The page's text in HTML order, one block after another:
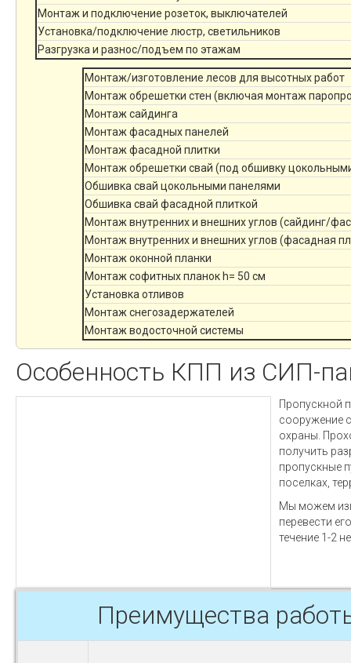
Монтаж и подключение розеток, выключателей
Установка/подключение люстр, светильников
Разгрузка и разнос/подъем по этажам
Монтаж/изготовление лесов для высотных работ
Монтаж обрешетки стен (включая монтаж
Монтаж сайдинга
Монтаж фасадных панелей
Монтаж фасадной плитки
Монтаж обрешетки свай (под обшивку
Обшивка свай цокольными панелями
Обшивка свай фасадной плиткой
Монтаж внутренних и внешних углов (сайдинг/
Монтаж внутренних и внешних углов (фасадная
Монтаж оконной планки
Монтаж софитных планок h= 50 см
Установка отливов
Монтаж снегозадержателей
Монтаж водосточной системы
Особенность КПП из СИП-
Пропускной
сооружение
охраны.
получить
пропускные
поселках,
Мы можем
перевести
течение 1-2
Преимущества